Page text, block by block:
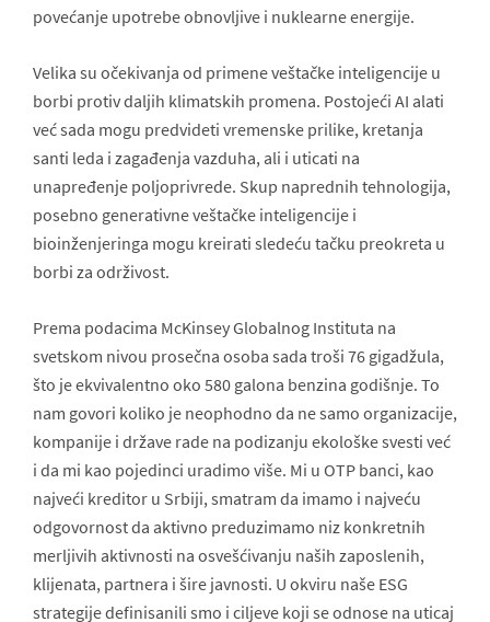
povećanje upotrebe obnovljive i nuklearne energije.
Velika su očekivanja od primene veštačke inteligencije u
borbi protiv daljih klimatskih promena. Postojeći AI alati
već sada mogu predvideti vremenske prilike, kretanja
santi leda i zagađenja vazduha, ali i uticati na
unapređenje poljoprivrede. Skup naprednih tehnologija,
posebno generativne veštačke inteligencije i
bioinženjeringa mogu kreirati sledeću tačku preokreta u
borbi za održivost.
Prema podacima McKinsey Globalnog Instituta na
svetskom nivou prosečna osoba sada troši 76 gigadžula,
što je ekvivalentno oko 580 galona benzina godišnje. To
nam govori koliko je neophodno da ne samo organizacije,
kompanije i države rade na podizanju ekološke svesti već
i da mi kao pojedinci uradimo više. Mi u OTP banci, kao
najveći kreditor u Srbiji, smatram da imamo i najveću
odgovornost da aktivno preduzimamo niz konkretnih
merljivih aktivnosti na osvešćivanju naših zaposlenih,
klijenata, partnera i šire javnosti. U okviru naše ESG
strategije definisanili smo i ciljeve koji se odnose na uticaj